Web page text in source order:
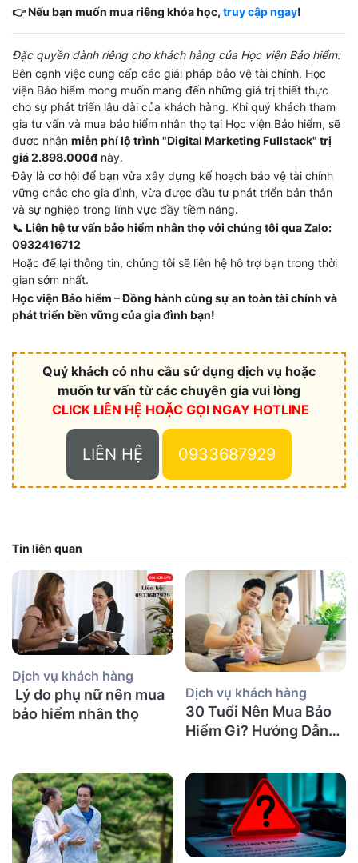
👉 Nếu bạn muốn mua riêng khóa học, truy cập ngay!
Đặc quyền dành riêng cho khách hàng của Học viện Bảo hiểm:
Bên cạnh việc cung cấp các giải pháp bảo vệ tài chính, Học
viện Bảo hiểm mong muốn mang đến những giá trị thiết thực
cho sự phát triển lâu dài của khách hàng. Khi quý khách tham
gia tư vấn và mua bảo hiểm nhân thọ tại Học viện Bảo hiểm, sẽ
được nhận miễn phí lộ trình "Digital Marketing Fullstack" trị
giá 2.898.000đ này.
Đây là cơ hội để bạn vừa xây dựng kế hoạch bảo vệ tài chính
vững chắc cho gia đình, vừa được đầu tư phát triển bản thân
và sự nghiệp trong lĩnh vực đầy tiềm năng.
📞 Liên hệ tư vấn bảo hiểm nhân thọ với chúng tôi qua Zalo:
0932416712
Hoặc để lại thông tin, chúng tôi sẽ liên hệ hỗ trợ bạn trong thời
gian sớm nhất.
Học viện Bảo hiểm – Đồng hành cùng sự an toàn tài chính và
phát triển bền vững của gia đình bạn!
Quý khách có nhu cầu sử dụng dịch vụ hoặc
muốn tư vấn từ các chuyên gia vui lòng
CLICK LIÊN HỆ HOẶC GỌI NGAY HOTLINE
LIÊN HỆ 0933687929
Tin liên quan
Dịch vụ khách hàng
Lý do phụ nữ nên mua
bảo hiểm nhân thọ
Dịch vụ khách hàng
30 Tuổi Nên Mua Bảo
Hiểm Gì? Hướng Dẫn